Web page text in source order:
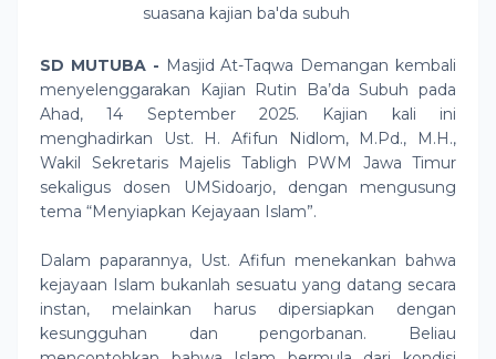
suasana kajian ba'da subuh
SD MUTUBA - Masjid At-Taqwa Demangan kembali
menyelenggarakan Kajian Rutin Ba’da Subuh pada
Ahad, 14 September 2025. Kajian kali ini
menghadirkan Ust. H. Afifun Nidlom, M.Pd., M.H.,
Wakil Sekretaris Majelis Tabligh PWM Jawa Timur
sekaligus dosen UMSidoarjo, dengan mengusung
tema “Menyiapkan Kejayaan Islam”.
Dalam paparannya, Ust. Afifun menekankan bahwa
kejayaan Islam bukanlah sesuatu yang datang secara
instan, melainkan harus dipersiapkan dengan
kesungguhan dan pengorbanan. Beliau